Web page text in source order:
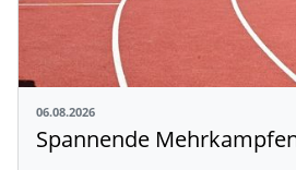
06.08.2026